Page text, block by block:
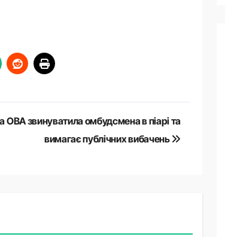
ОВА звинуватила омбудсмена в піарі та
вимагає публічних вибачень